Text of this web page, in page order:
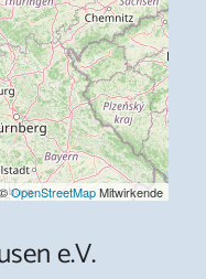
OpenStreetMapMitwirkende
e.V.